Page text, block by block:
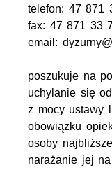
telefon: 47 871
fax: 47 871 33
email:
poszukuje na
uchylanie się
z mocy ustawy
obowiązku
osoby
narażanie jej